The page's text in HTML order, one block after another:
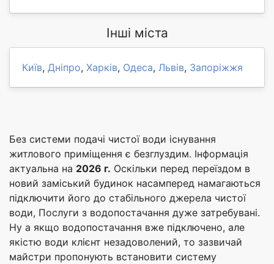
Інші міста
Київ, Дніпро, Харків, Одеса, Львів, Запоріжжя
Без системи подачі чистої води існування
житлового приміщення є безглуздим. Інформація
актуальна на 2026 г. Оскільки перед переїздом в
новий заміський будинок насамперед намагаються
підключити його до стабільного джерела чистої
води, Послуги з водопостачання дуже затребувані.
Ну а якщо водопостачання вже підключено, але
якістю води клієнт незадоволений, то зазвичай
майстри пропонують встановити систему